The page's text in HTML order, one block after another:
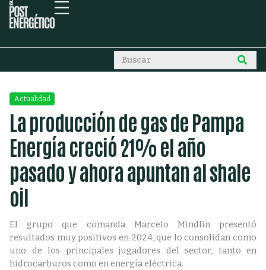
Actualidad
La producción de gas de Pampa
Energía creció 21% el año
pasado y ahora apuntan al shale
oil
El grupo que comanda Marcelo Mindlin presentó
resultados muy positivos en 2024, que lo consolidan como
uno de los principales jugadores del sector, tanto en
hidrocarburos como en energía eléctrica.